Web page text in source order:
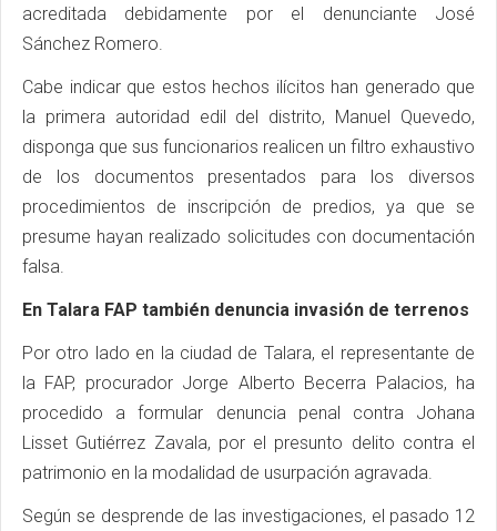
acreditada debidamente por el denunciante José
Sánchez Romero.
Cabe indicar que estos hechos ilícitos han generado que
la primera autoridad edil del distrito, Manuel Quevedo,
disponga que sus funcionarios realicen un filtro exhaustivo
de los documentos presentados para los diversos
procedimientos de inscripción de predios, ya que se
presume hayan realizado solicitudes con documentación
falsa.
En Talara FAP también denuncia invasión de terrenos
Por otro lado en la ciudad de Talara, el representante de
la FAP, procurador Jorge Alberto Becerra Palacios, ha
procedido a formular denuncia penal contra Johana
Lisset Gutiérrez Zavala, por el presunto delito contra el
patrimonio en la modalidad de usurpación agravada.
Según se desprende de las investigaciones, el pasado 12